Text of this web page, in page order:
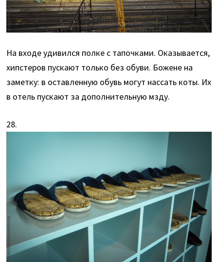
На входе удивился полке с тапочками. Оказывается,
хипстеров пускают только без обуви. Божене на
заметку: в оставленную обувь могут нассать коты. Их
в отель пускают за дополнительную мзду.
28.